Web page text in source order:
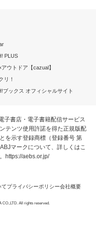
PLUS
アウトドア【cazual】
リ！
ブックス オフィシャルサイト
子書店・電子書籍配信サービス
テンツ使用許諾を得た正規版配
を示す登録商標（登録番号 第
マークについて、詳しくはこ
https://aebs.or.jp/
てプライバシーポリシー会社概要
All rights reserved.